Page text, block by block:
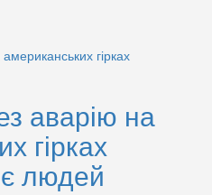
аварію на
гірках
людей